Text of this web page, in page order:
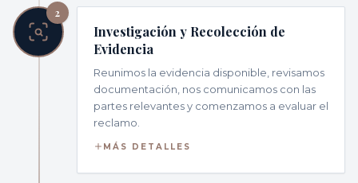
2
Investigación y Recolección de
Evidencia
Reunimos la evidencia disponible, revisamos
documentación, nos comunicamos con las
partes relevantes y comenzamos a evaluar el
reclamo.
MÁS DETALLES